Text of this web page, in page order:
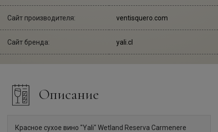
Сайт производителя: ventisquero.com
Сайт бренда: yali.cl
Описание
Красное сухое вино "Yali" Wetland Reserva Carmenere